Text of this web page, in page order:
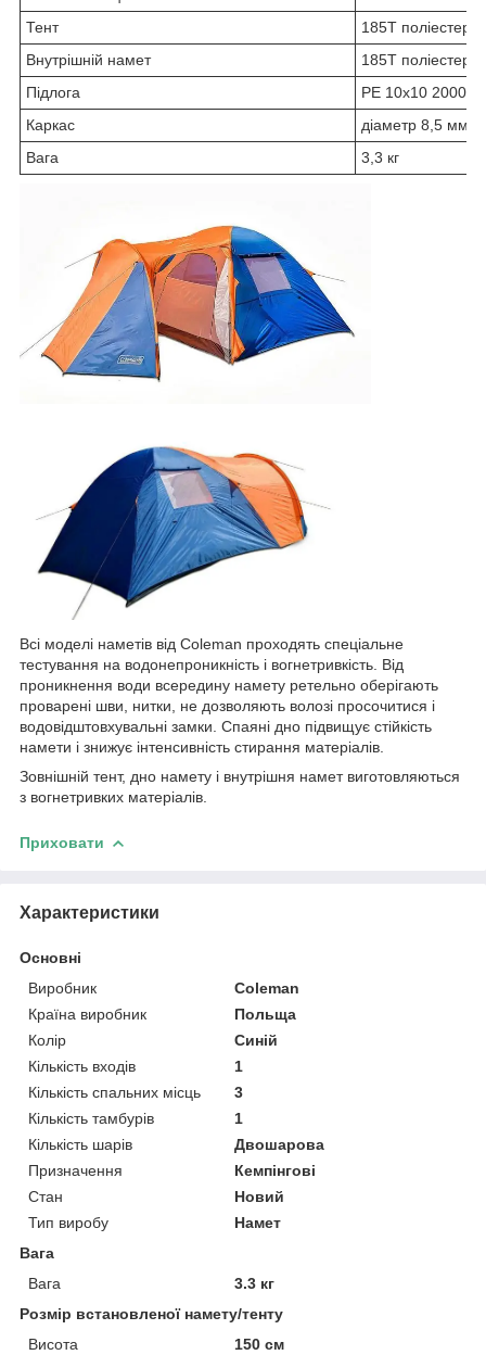
Тент
185T поліестер
Внутрішній намет
185Т поліестер
Підлога
PE 10х10 2000
Каркас
діаметр 8,5 мм
Вага
3,3 кг
Всі моделі наметів від Coleman проходять спеціальне
тестування на водонепроникність і вогнетривкість. Від
проникнення води всередину намету ретельно оберігають
проварені шви, нитки, не дозволяють волозі просочитися і
водовідштовхувальні замки. Спаяні дно підвищує стійкість
намети і знижує інтенсивність стирання матеріалів.
Зовнішній тент, дно намету і внутрішня намет виготовляються
з вогнетривких матеріалів.
Приховати
Характеристики
Основні
Виробник
Coleman
Країна виробник
Польща
Колір
Синій
Кількість входів
1
Кількість спальних місць
3
Кількість тамбурів
1
Кількість шарів
Двошарова
Призначення
Кемпінгові
Стан
Новий
Тип виробу
Намет
Вага
Вага
3.3 кг
Розмір встановленої намету/тенту
Висота
150 см